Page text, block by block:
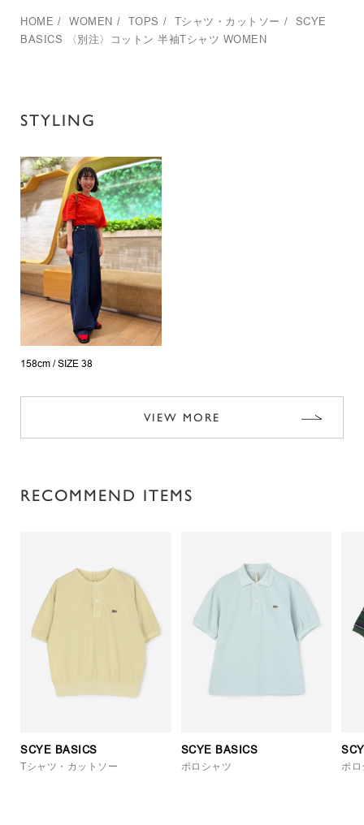
HOME / WOMEN / TOPS / Tシャツ・カットソー /
SCYE
BASICS
〈別注〉コットン 半袖Tシャツ WOMEN
STYLING
158cm / SIZE 38
VIEW MORE
RECOMMEND ITEMS
SCYE BASICS
Tシャツ・カットソー
SCYE BASICS
ポロシャツ ポロ